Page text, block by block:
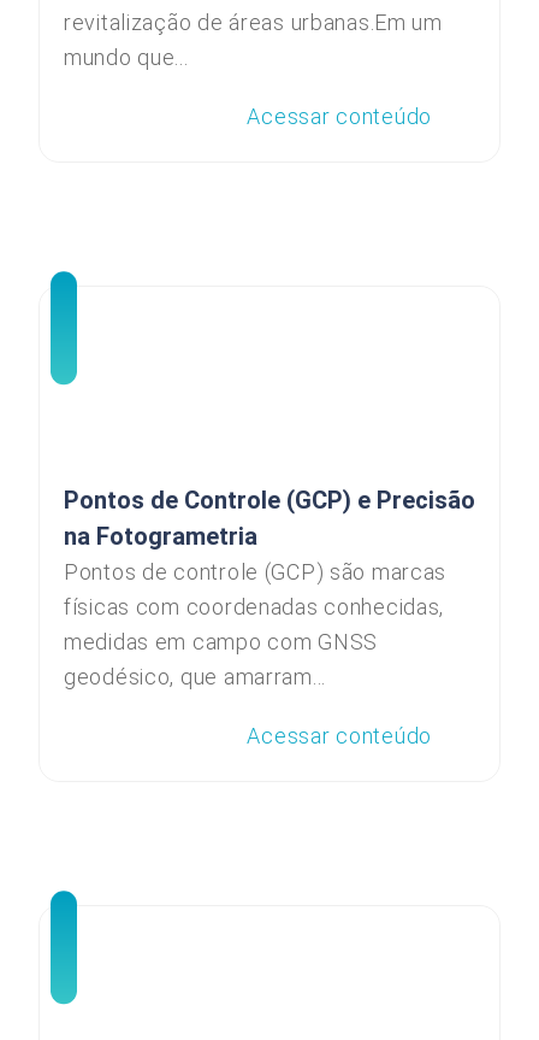
revitalização de áreas urbanas.Em um
mundo que...
Acessar conteúdo
Pontos de Controle (GCP) e Precisão
na Fotogrametria
Pontos de controle (GCP) são marcas
físicas com coordenadas conhecidas,
medidas em campo com GNSS
geodésico, que amarram...
Acessar conteúdo